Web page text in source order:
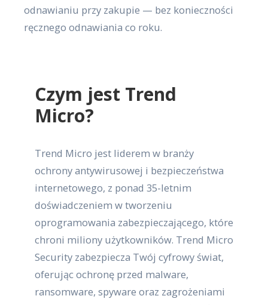
odnawianiu przy zakupie — bez konieczności
ręcznego odnawiania co roku.
Czym jest Trend
Micro?
Trend Micro jest liderem w branży
ochrony antywirusowej i bezpieczeństwa
internetowego, z ponad 35-letnim
doświadczeniem w tworzeniu
oprogramowania zabezpieczającego, które
chroni miliony użytkowników. Trend Micro
Security zabezpiecza Twój cyfrowy świat,
oferując ochronę przed malware,
ransomware, spyware oraz zagrożeniami